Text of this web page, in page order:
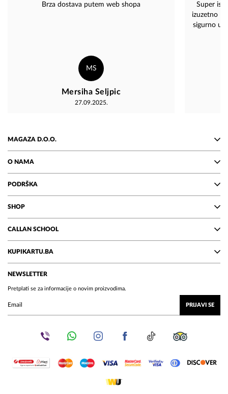
Brza dostava putem web shopa
MS
Mersiha Seljpic
27.09.2025.
Super
izuzetno
sigurno
MAGAZA D.O.O.
O NAMA
PODRŠKA
SHOP
CALLAN SCHOOL
KUPIKARTU.BA
NEWSLETTER
Pretplati se za informacije o novim proizvodima.
PRIJAVI SE